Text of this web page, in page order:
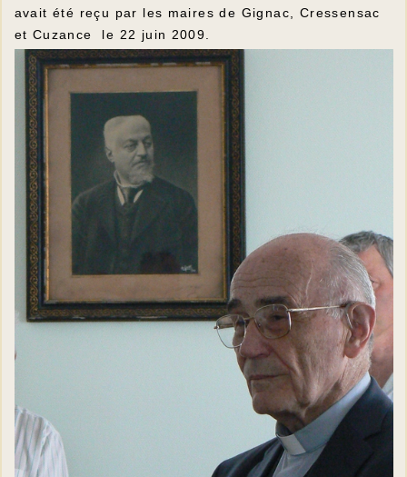
avait été reçu par les maires de Gignac, Cressensac
et Cuzance le 22 juin 2009.